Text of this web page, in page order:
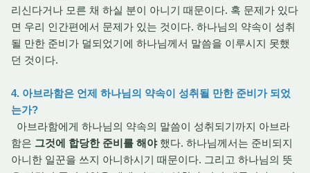
리신다거나 모른 채 하실 분이 아니기 때문이다. 혹 문제가 있다
면 우리 인간편에서 문제가 있는 것이다. 하나님의 약속이 성취
될 만한 준비가 덜되었기에 하나님께서 말씀을 이루시지 못했
던 것이다.
4. 아브라함은 언제 하나님의 약속이 성취될 만한 준비가 되었
는가?
아브라함에게 하나님의 약속의 말씀이 성취되기까지 아브라
함은 그것에 합당한 준비를 해야했다. 하나님께서는 준비되지
아니한 일꾼을 쓰지 아니하시기 때문이다. 그리고 하나님의 뜻